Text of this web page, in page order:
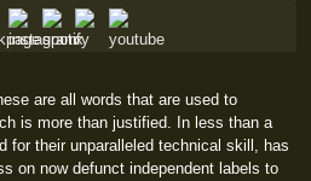
are all words that are used to
is more than justified. In less than a
for their unparalleled technical skill, has
on now defunct independent labels to